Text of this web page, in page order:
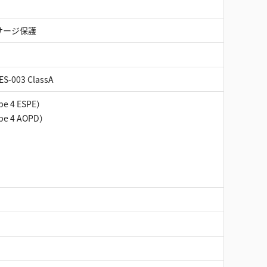
ージ保護
003 ClassA
4 ESPE）
4 AOPD）